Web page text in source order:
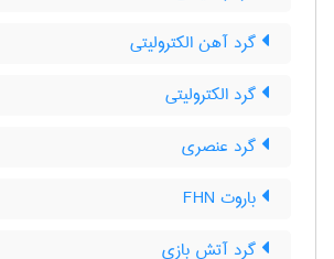
گرد آهن الکترولیتی
گرد الکترولیتی
گرد عنصری
باروت FHN
گرد آتش بازی